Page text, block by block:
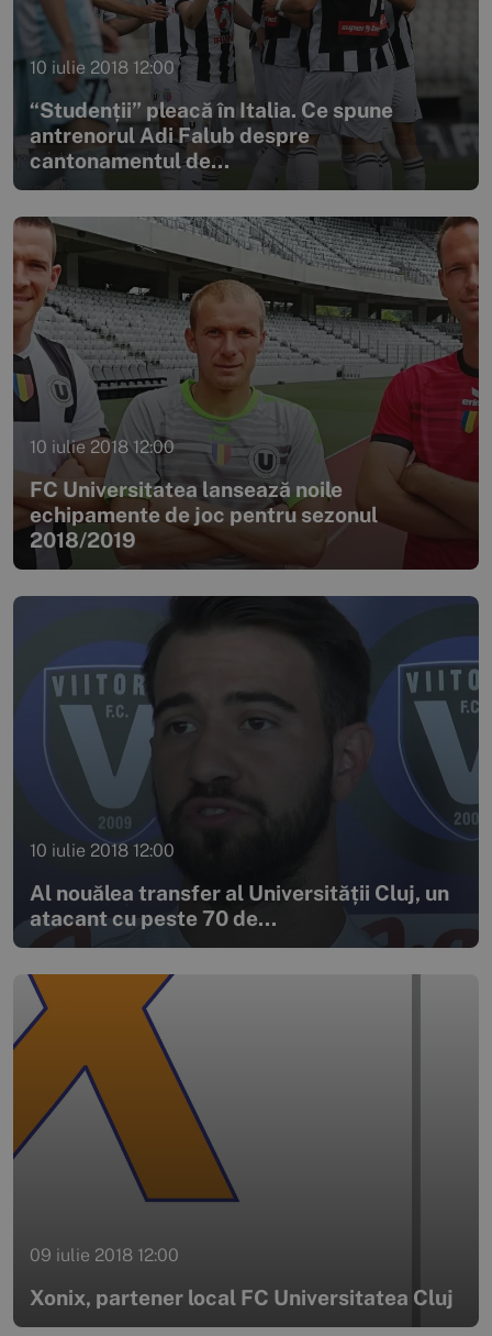
10 iulie 2018 12:00
“Studenții” pleacă în Italia. Ce spune
antrenorul Adi Falub despre
cantonamentul de...
10 iulie 2018 12:00
FC Universitatea lansează noile
echipamente de joc pentru sezonul
2018/2019
10 iulie 2018 12:00
Al nouălea transfer al Universității Cluj, un
atacant cu peste 70 de...
09 iulie 2018 12:00
Xonix, partener local FC Universitatea Cluj